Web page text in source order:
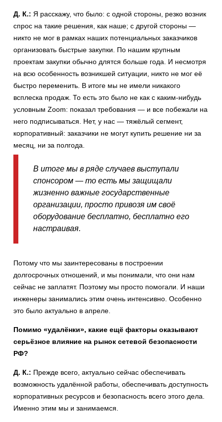
Д. К.: Я расскажу, что было: с одной стороны, резко возник
спрос на такие решения, как наше; с другой стороны —
никто не мог в рамках наших потенциальных заказчиков
организовать быстрые закупки. По нашим крупным
проектам закупки обычно длятся больше года. И несмотря
на всю особенность возникшей ситуации, никто не мог её
быстро переменить. В итоге мы не имели никакого
всплеска продаж. То есть это было не как с каким-нибудь
условным Zoom: показал требования — и все побежали на
него подписываться. Нет, у нас — тяжёлый сегмент,
корпоративный: заказчики не могут купить решение ни за
месяц, ни за полгода.
В итоге мы в ряде случаев выступали
спонсором — то есть мы защищали
жизненно важные государственные
организации, просто привозя им своё
оборудование бесплатно, бесплатно его
настраивая.
Потому что мы заинтересованы в построении
долгосрочных отношений, и мы понимали, что они нам
сейчас не заплатят. Поэтому мы просто помогали. И наши
инженеры занимались этим очень интенсивно. Особенно
это было актуально в апреле.
Помимо «удалёнки», какие ещё факторы оказывают
серьёзное влияние на рынок сетевой безопасности
РФ?
Д. К.: Прежде всего, актуально сейчас обеспечивать
возможность удалённой работы, обеспечивать доступность
корпоративных ресурсов и безопасность всего этого дела.
Именно этим мы и занимаемся.